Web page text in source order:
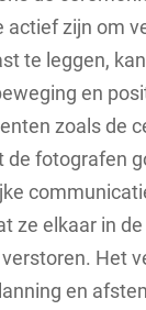
actief zijn om
te leggen,
en
zoals de
de fotografen
ze elkaar in
Het
en